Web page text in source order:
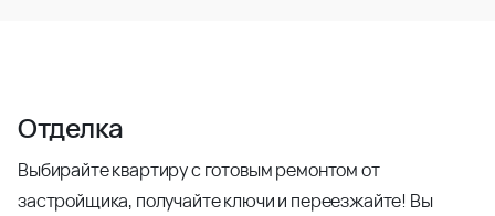
Отделка
Выбирайте квартиру с готовым ремонтом от
застройщика, получайте ключи и переезжайте! Вы